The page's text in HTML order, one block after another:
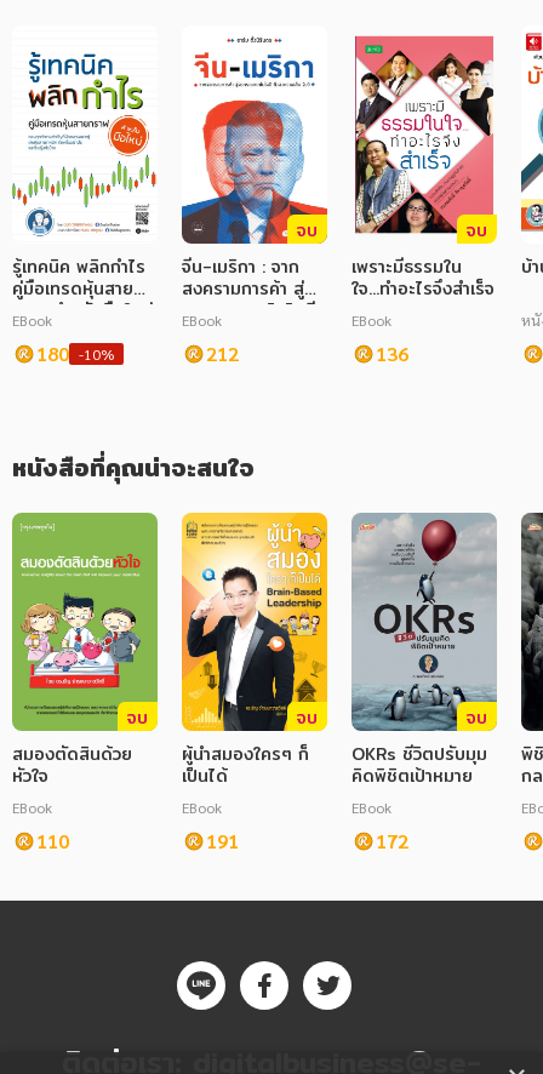
หนังสือเด็ก
การพัฒนาตนเอง
ความรู้ทั่วไป
การ์ตูนความรู้ การ์ตูน
การ์ตูนมังงะ (Manga)
และรับมือกับเรื่องราวต่างๆ ในชีวิตได้ดีขึ้นอีกมากมาย
รู้เทคนิค พลิกกำไร
คู่มือเทรดหุ้นสาย
กราฟสำหรับมือใหม่
EBook
180 -10%
จบ
จีน-เมริกา : จาก
สงครามการค้า สู่
สงครามเทคโนโลยี
ถึงสงครามเย็น 2.0
EBook
212
จบ
เพราะมีธรรมใน
ใจ...ทำอะไรจึงสำเร็จ
EBook
136
บ้
หนั
หนังสือที่คุณน่าจะสนใจ
จบ
สมองตัดสินด้วย
หัวใจ
EBook
110
จบ
ผู้นำสมองใครๆ ก็
เป็นได้
EBook
191
จบ
OKRs ชีวิตปรับมุม
คิดพิชิตเป้าหมาย
EBook
172
พิ
ก
ติดต่อเรา: digitalbusiness@se-